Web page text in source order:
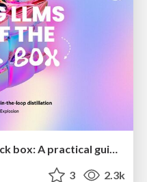
Taking LLMs out of the black box: A practical guide to human-in-the-loop distillation
3 2.3k